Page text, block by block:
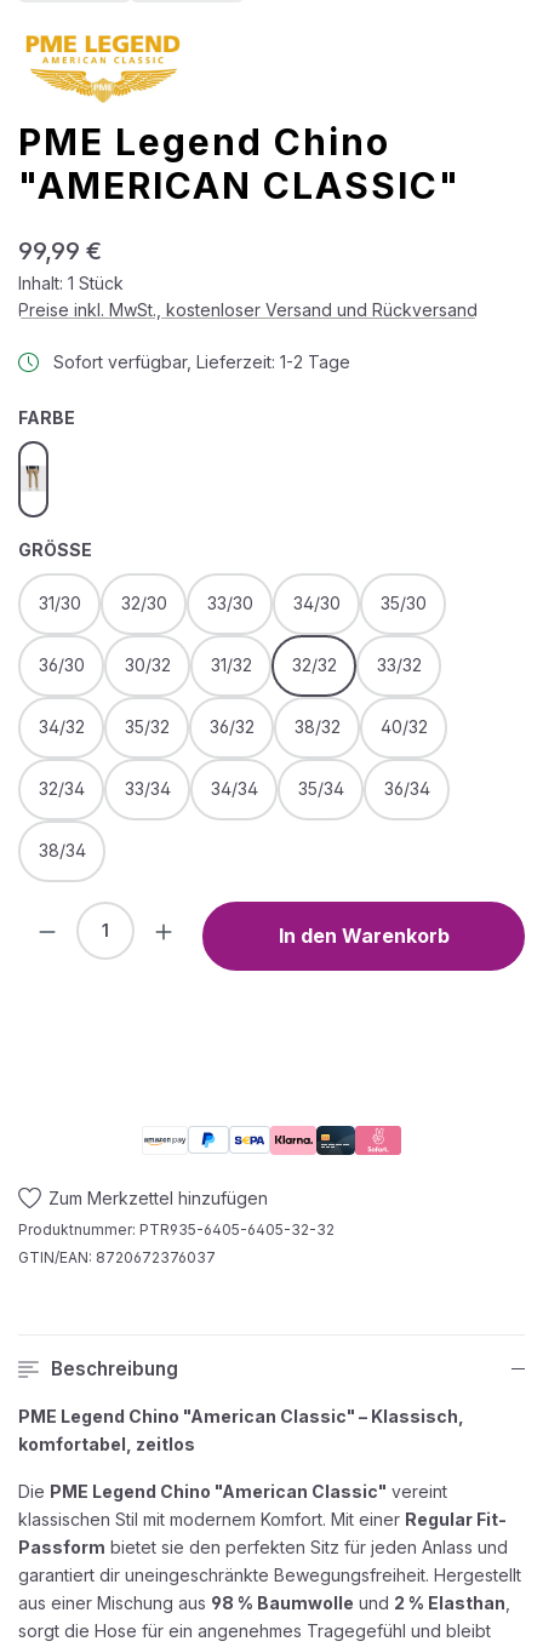
PME Legend Chino
"AMERICAN CLASSIC"
Regulärer Preis:
99,99 €
Inhalt: 1 Stück
Preise inkl. MwSt., kostenloser Versand und Rückversand
Sofort verfügbar, Lieferzeit: 1-2 Tage
FARBE
elmwood
GRÖSSE
31/30 32/30 33/30 34/30 35/30
36/30 30/32 31/32 32/32 33/32
34/32 35/32 36/32 38/32 40/32
32/34 33/34 34/34 35/34 36/34
38/34
Produkt Anzahl: Gib den gewünschten
In den Warenkorb
Zum Merkzettel hinzufügen
Produktnummer: PTR935-6405-6405-32-32
GTIN/EAN: 8720672376037
Beschreibung
PME Legend Chino "American Classic" – Klassisch,
komfortabel, zeitlos
Die PME Legend Chino "American Classic" vereint
klassischen Stil mit modernem Komfort. Mit einer Regular Fit-
Passform bietet sie den perfekten Sitz für jeden Anlass und
garantiert dir uneingeschränkte Bewegungsfreiheit. Hergestellt
aus einer Mischung aus 98 % Baumwolle und 2 % Elasthan
sorgt die Hose für ein angenehmes Tragegefühl und bleibt